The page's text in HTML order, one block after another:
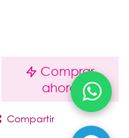
Comprar
ahora
Compartir